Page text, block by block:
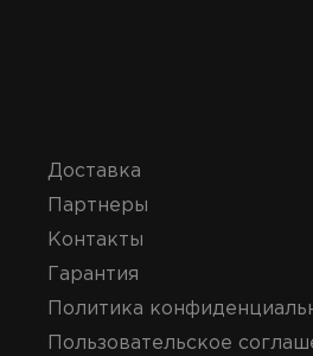
Доставка
Партнеры
Контакты
Гарантия
Политика
Пользовательское